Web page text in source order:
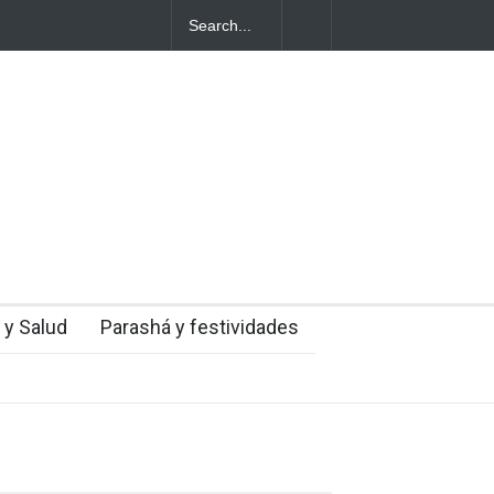
Salud Parashá y festividades